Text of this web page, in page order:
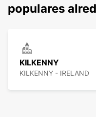
populares
KILKENNY
KILKENNY - IRELAND